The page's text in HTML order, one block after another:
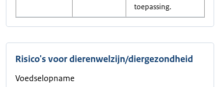
toepassing.
Risico's voor dierenwelzijn/diergezondheid
Voedselopname